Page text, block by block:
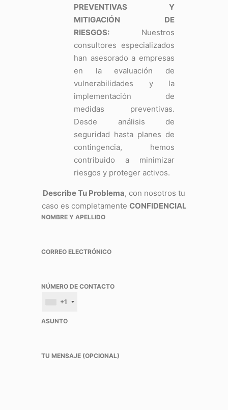
PREVENTIVAS Y
MITIGACIÓN DE
RIESGOS:Nuestros
consultores especializados
han asesorado a empresas
en la evaluación de
vulnerabilidades y la
implementación de
medidas preventivas.
Desde análisis de
seguridad hasta planes de
contingencia, hemos
contribuido a minimizar
riesgos y proteger activos.
Describe Tu Problema, con nosotros tu
caso es completamente CONFIDENCIAL
NOMBRE Y APELLIDO
CORREO ELECTRÓNICO
NÚMERO DE CONTACTO
+1
ASUNTO
TU MENSAJE (OPCIONAL)